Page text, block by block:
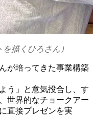
描くひろさん）
が培ってきた事業構築
う」と意気投合し、す
世界的なチョークアー
直接プレゼンを実